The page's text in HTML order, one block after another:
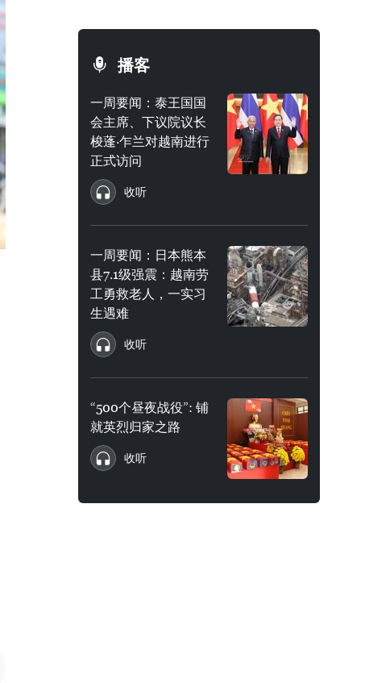
播客
一周要闻：泰王国国
会主席、下议院议长
梭蓬·乍兰对越南进行
正式访问
收听
一周要闻：日本熊本
县7.1级强震：越南劳
工勇救老人，一实习
生遇难
收听
“500个昼夜战役”: 铺
就英烈归家之路
收听